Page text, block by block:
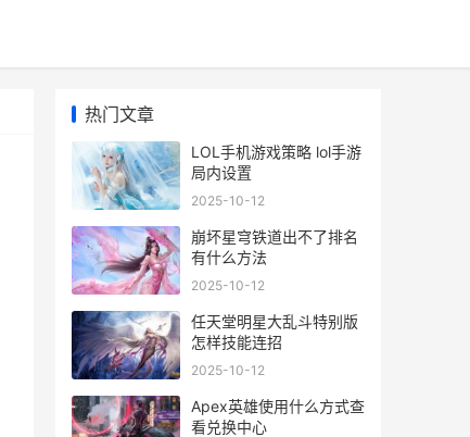
热门文章
LOL手机游戏策略 lol手游
局内设置
2025-10-12
崩坏星穹铁道出不了排名
有什么方法
2025-10-12
任天堂明星大乱斗特别版
怎样技能连招
2025-10-12
Apex英雄使用什么方式查
看兑换中心